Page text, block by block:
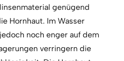
genügend
Hornhaut. Im Wasser
noch enger auf dem
verringern die